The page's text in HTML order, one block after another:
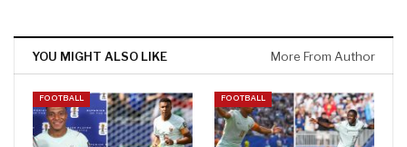
YOU MIGHT ALSO LIKE More From Author
FOOTBALL FOOTBALL